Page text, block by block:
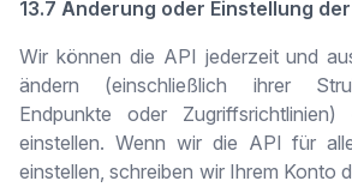
13.7 Änderung oder Einstellung der
Wir können die API jederzeit und
ändern (einschließlich ihrer
Endpunkte oder
einstellen. Wenn wir die API für
einstellen, schreiben wir Ihrem Konto